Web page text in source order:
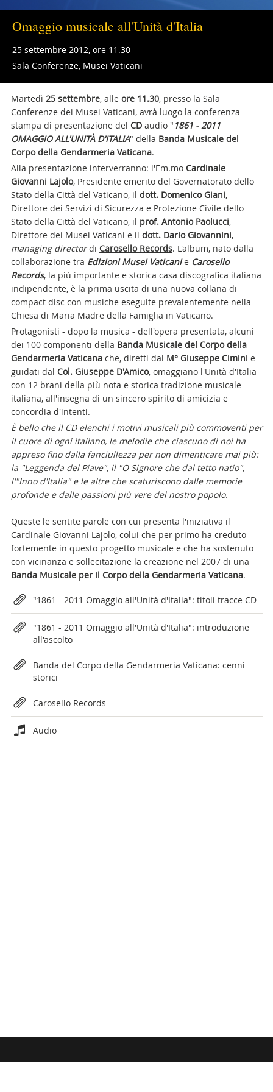
Omaggio musicale all'Unità d'Italia
25 settembre 2012, ore 11.30
Sala Conferenze, Musei Vaticani
Martedì 25 settembre, alle ore 11.30, presso la Sala
Conferenze dei Musei Vaticani, avrà luogo la conferenza
stampa di presentazione del CDaudio " 1861 - 2011
OMAGGIO ALL'UNITÀ D'ITALIA" della Banda Musicale del
Corpo della Gendarmeria Vaticana.
Alla presentazione interverranno: l'Em.mo Cardinale
Giovanni Lajolo, Presidente emerito del Governatorato dello
Stato della Città del Vaticano, il dott. Domenico Giani,
Direttore dei Servizi di Sicurezza e Protezione Civile dello
Stato della Città del Vaticano, il prof. Antonio Paolucci,
Direttore dei Musei Vaticani e il dott. Dario Giovannini,
managing directordi Carosello Records. L'album, nato dalla
collaborazione tra Edizioni Musei Vaticanie Carosello
Records, la più importante e storica casa discografica italiana
indipendente, è la prima uscita di una nuova collana di
compact disc con musiche eseguite prevalentemente nella
Chiesa di Maria Madre della Famiglia in Vaticano.
Protagonisti - dopo la musica - dell'opera presentata, alcuni
dei 100 componenti della Banda Musicale del Corpo della
Gendarmeria Vaticanache, diretti dal M° Giuseppe Cimini e
guidati dal Col. Giuseppe D'Amico, omaggiano l'Unità d'Italia
con 12 brani della più nota e storica tradizione musicale
italiana, all'insegna di un sincero spirito di amicizia e
concordia d'intenti.
È bello che il CD elenchi i motivi musicali più commoventi per
il cuore di ogni italiano, le melodie che ciascuno di noi ha
appreso fino dalla fanciullezza per non dimenticare mai più:
la "Leggenda del Piave", il "O Signore che dal tetto natio",
l'"Inno d'Italia" e le altre che scaturiscono dalle memorie
profonde e dalle passioni più vere del nostro popolo.
Queste le sentite parole con cui presenta l'iniziativa il
Cardinale Giovanni Lajolo, colui che per primo ha creduto
fortemente in questo progetto musicale e che ha sostenuto
con vicinanza e sollecitazione la creazione nel 2007 di una
Banda Musicale per il Corpo della Gendarmeria Vaticana.
Attachments
"1861 - 2011 Omaggio all'Unità d'Italia": titoli tracce CD
"1861 - 2011 Omaggio all'Unità d'Italia": introduzione
all'ascolto
Banda del Corpo della Gendarmeria Vaticana: cenni
storici
Carosello Records
Audio